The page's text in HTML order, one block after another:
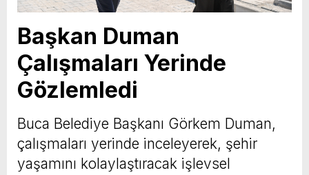
Başkan Duman
Çalışmaları Yerinde
Gözlemledi
Buca Belediye Başkanı Görkem Duman,
çalışmaları yerinde inceleyerek, şehir
yaşamını kolaylaştıracak işlevsel